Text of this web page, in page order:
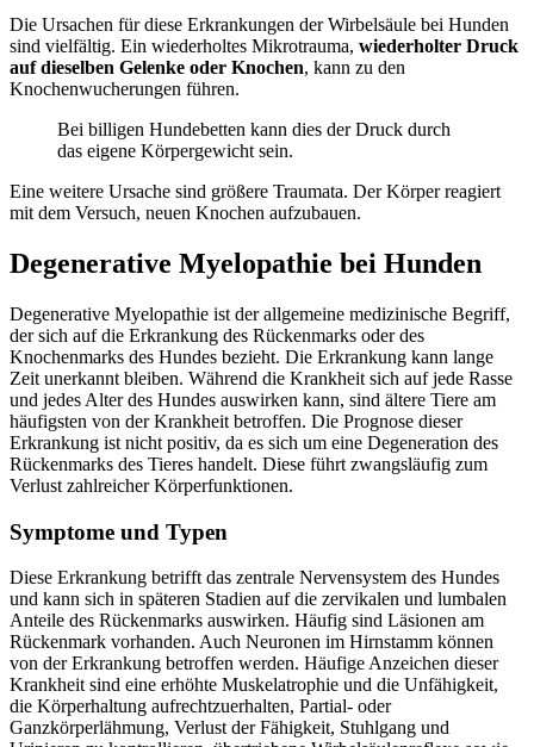
Die Ursachen für diese Erkrankungen der Wirbelsäule bei Hunden
sind vielfältig. Ein wiederholtes Mikrotrauma, wiederholter Druck
auf dieselben Gelenke oder Knochen, kann zu den
Knochenwucherungen führen.
Bei billigen Hundebetten kann dies der Druck durch
das eigene Körpergewicht sein.
Eine weitere Ursache sind größere Traumata. Der Körper reagiert
mit dem Versuch, neuen Knochen aufzubauen.
Degenerative Myelopathie bei Hunden
Degenerative Myelopathie ist der allgemeine medizinische Begriff,
der sich auf die Erkrankung des Rückenmarks oder des
Knochenmarks des Hundes bezieht. Die Erkrankung kann lange
Zeit unerkannt bleiben. Während die Krankheit sich auf jede Rasse
und jedes Alter des Hundes auswirken kann, sind ältere Tiere am
häufigsten von der Krankheit betroffen. Die Prognose dieser
Erkrankung ist nicht positiv, da es sich um eine Degeneration des
Rückenmarks des Tieres handelt. Diese führt zwangsläufig zum
Verlust zahlreicher Körperfunktionen.
Symptome und Typen
Diese Erkrankung betrifft das zentrale Nervensystem des Hundes
und kann sich in späteren Stadien auf die zervikalen und lumbalen
Anteile des Rückenmarks auswirken. Häufig sind Läsionen am
Rückenmark vorhanden. Auch Neuronen im Hirnstamm können
von der Erkrankung betroffen werden. Häufige Anzeichen dieser
Krankheit sind eine erhöhte Muskelatrophie und die Unfähigkeit,
die Körperhaltung aufrechtzuerhalten, Partial- oder
Ganzkörperlähmung, Verlust der Fähigkeit, Stuhlgang und